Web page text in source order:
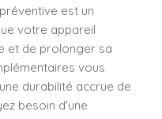
est un
votre appareil
et de prolonger sa
vous
durabilité accrue de
besoin d'une